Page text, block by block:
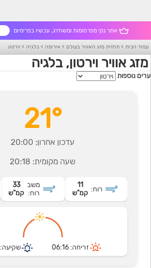
אתר נקי מפרסומות ומשודרג, עכשיו בפרימיום
עמוד הבית > תחזית מזג האוויר בעולם > אירופה > בלגיה > וירטון
מזג אוויר וירטון, בלגיה
ערים נוספות
21°
עדכון אחרון: 20:00
שעה מקומית: 20:18
רוח:
11
קמ"ש
משב
רוח:
33
קמ"ש
זריחה: 06:16 שקיעה: 21:13